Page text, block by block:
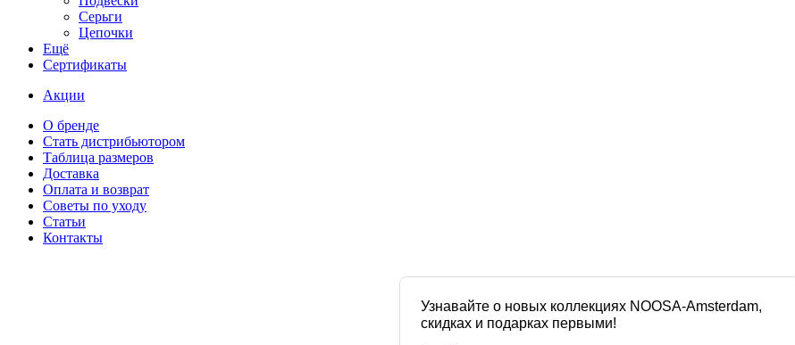
Серьги
Цепочки
Ещё
Сертификаты
Акции
О бренде
Стать дистрибьютором
Таблица размеров
Доставка
Оплата и возврат
Советы по уходу
Статьи
Контакты
Узнавайте о новых коллекциях NOOSA-Amsterdam,
скидках и подарках первыми!